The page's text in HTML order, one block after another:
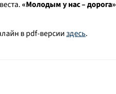
«Молодым у нас – дорога»
в pdf-версииздесь.